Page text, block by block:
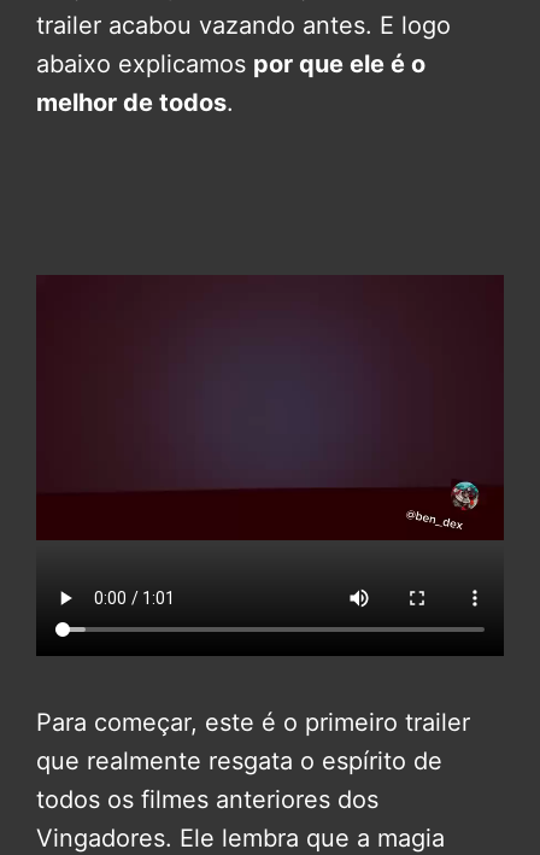
trailer acabou vazando antes. E logo
abaixo explicamos por que ele é o
melhor de todos.
Para começar, este é o primeiro trailer
que realmente resgata o espírito de
todos os filmes anteriores dos
Vingadores. Ele lembra que a magia